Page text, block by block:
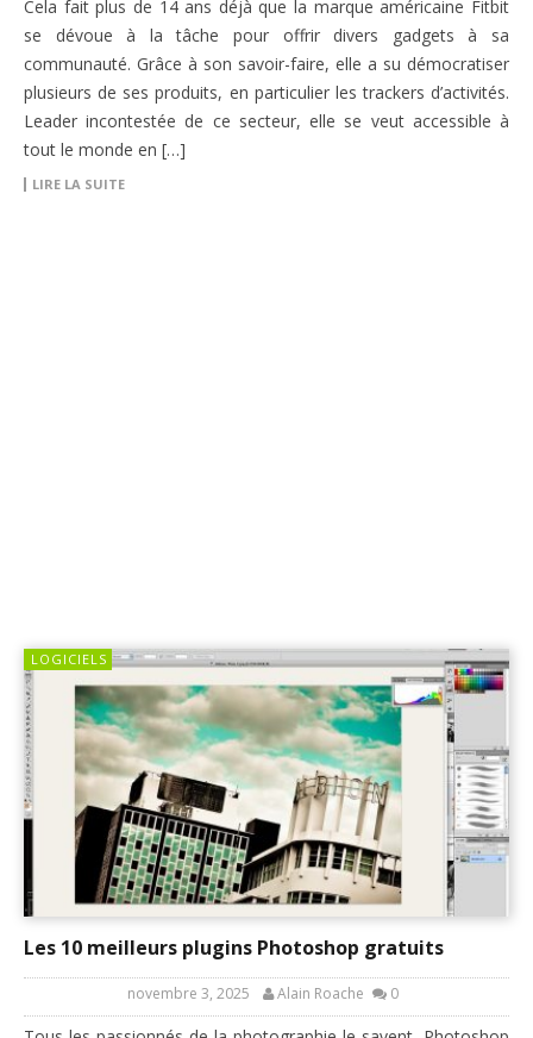
Cela fait plus de 14 ans déjà que la marque américaine Fitbit
se dévoue à la tâche pour offrir divers gadgets à sa
communauté. Grâce à son savoir-faire, elle a su démocratiser
plusieurs de ses produits, en particulier les trackers d’activités.
Leader incontestée de ce secteur, elle se veut accessible à
tout le monde en […]
LIRE LA SUITE
LOGICIELS
Les 10 meilleurs plugins Photoshop gratuits
novembre 3, 2025 Alain Roache 0